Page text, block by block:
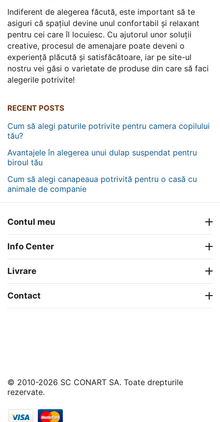
Indiferent de alegerea făcută, este important să te
asiguri că spațiul devine unul confortabil și relaxant
pentru cei care îl locuiesc. Cu ajutorul unor soluții
creative, procesul de amenajare poate deveni o
experiență plăcută și satisfăcătoare, iar pe site-ul
nostru vei găsi o varietate de produse din care să faci
alegerile potrivite!
RECENT POSTS
Cum să alegi paturile potrivite pentru camera copilului
tău?
Avantajele în alegerea unui dulap suspendat pentru
biroul tău
Cum să alegi canapeaua potrivită pentru o casă cu
animale de companie
Contul meu
Info Center
Livrare
Contact
© 2010-2026 SC CONART SA. Toate drepturile
rezervate.